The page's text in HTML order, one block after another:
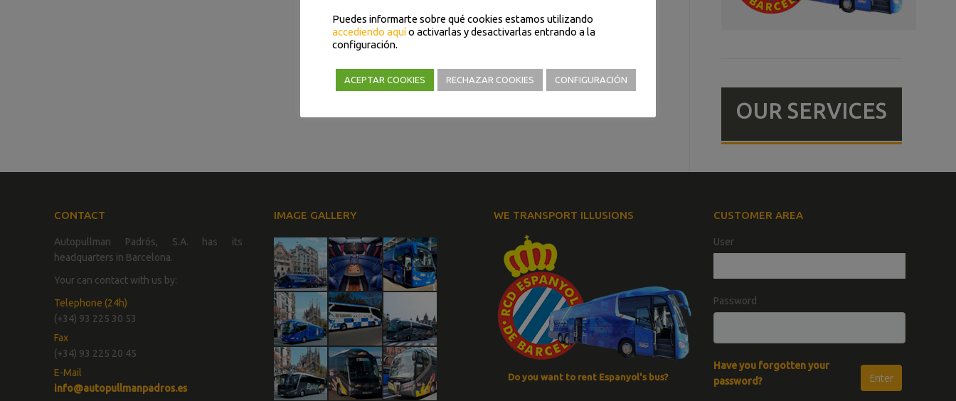
OUR SERVICES
CONTACT
Autopullman Padrós, S.A. has its
headquarters in Barcelona.
Your can contact with us by:
Telephone (24h)
(+34) 93 225 30 53
Fax
(+34) 93 225 20 45
E-Mail
info@autopullmanpadros.es
IMAGE GALLERY WE TRANSPORT ILLUSIONS
Do you want to rent Espanyol's bus?
CUSTOMER AREA
User
Password
Have you forgotten your
password?
Puedes informarte sobre qué cookies estamos utilizando
accediendo aquío activarlas y desactivarlas entrando a la
configuración.
ACEPTAR COOKIES RECHAZAR COOKIES CONFIGURACIÓN